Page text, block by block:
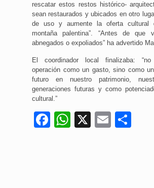
rescatar estos restos histórico-
sean restaurados y ubicados en otro
de uso y aumente la oferta cultural
montaña palentina”. “Antes de que
abnegados o expoliados” ha advertido
El coordinador local finalizaba:
operación como un gasto, sino como
futuro en nuestro patrimonio,
generaciones futuras y como
cultural.”
Facebook
WhatsApp
X Email